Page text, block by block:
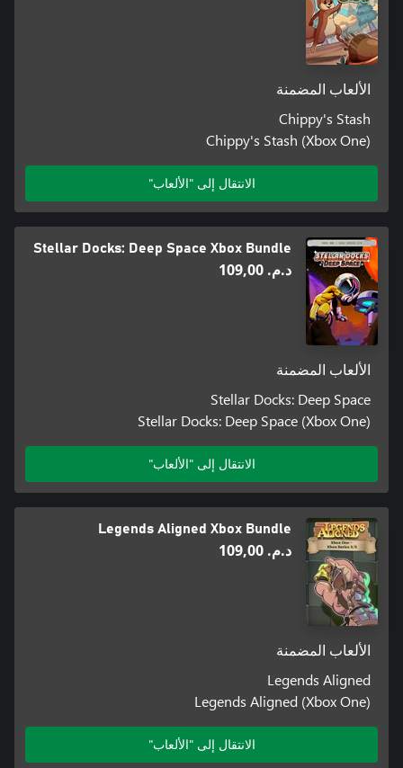
الألعاب المضمنة
Chippy's Stash
Chippy's Stash (Xbox One)
الانتقال إلى "الألعاب"
Stellar Docks: Deep Space Xbox Bundle
د.م.‏ 109,00
الألعاب المضمنة
Stellar Docks: Deep Space
Stellar Docks: Deep Space (Xbox One)
الانتقال إلى "الألعاب"
Legends Aligned Xbox Bundle
د.م.‏ 109,00
الألعاب المضمنة
Legends Aligned
Legends Aligned (Xbox One)
الانتقال إلى "الألعاب"